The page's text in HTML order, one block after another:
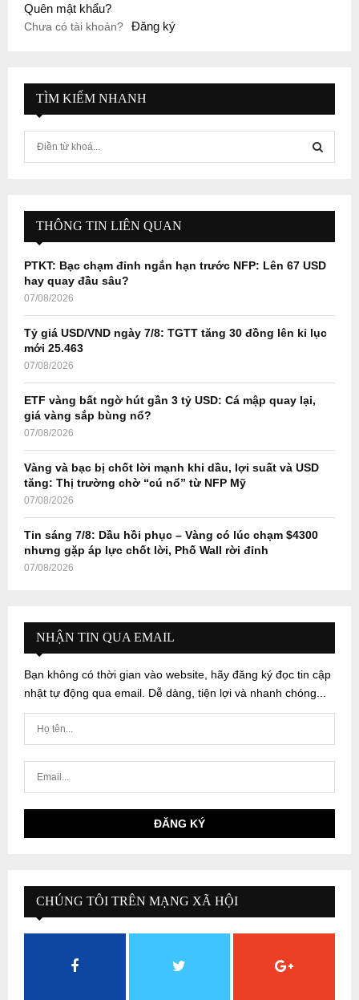
Quên mật khẩu?
Chưa có tài khoản? Đăng ký
TÌM KIẾM NHANH
f
r
E
A
H
THÔNG TIN LIÊN QUAN
PTKT: Bạc chạm đỉnh ngắn hạn trước NFP: Lên 67 USD
hay quay đầu sâu?
07/08/2026
Tỷ giá USD/VND ngày 7/8: TGTT tăng 30 đồng lên kỉ lục
mới 25.463
07/08/2026
ETF vàng bất ngờ hút gần 3 tỷ USD: Cá mập quay lại,
giá vàng sắp bùng nổ?
07/08/2026
Vàng và bạc bị chốt lời mạnh khi dầu, lợi suất và USD
tăng: Thị trường chờ “cú nổ” từ NFP Mỹ
07/08/2026
Tin sáng 7/8: Dầu hồi phục – Vàng có lúc chạm $4300
nhưng gặp áp lực chốt lời, Phố Wall rời đỉnh
07/08/2026
NHẬN TIN QUA EMAIL
Bạn không có thời gian vào website, hãy đăng ký đọc tin cập
nhật tự động qua email. Dễ dàng, tiện lợi và nhanh chóng...
CHÚNG TÔI TRÊN MẠNG XÃ HỘI